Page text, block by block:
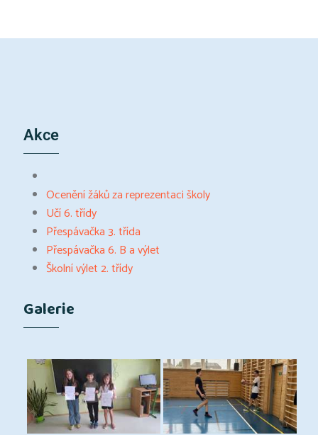
Akce
Ocenění žáků za reprezentaci školy
Učí 6. třídy
Přespávačka 3. třída
Přespávačka 6. B a výlet
Školní výlet 2. třídy
Galerie